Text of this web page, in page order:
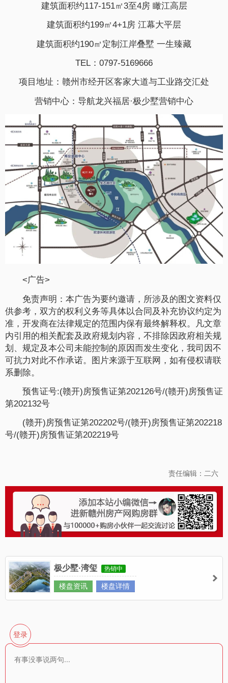
建筑面积约117-151㎡3至4房 瞰江高层
建筑面积约199㎡4+1房 江幕大平层
建筑面积约190㎡定制江岸叠墅 一生臻藏
TEL：0797-5169666
项目地址：赣州市经开区客家大道与工业路交汇处
营销中心：导航龙兴福居·极少墅营销中心
<广告>
免责声明：本广告为要约邀请，所涉及的图文资料仅
供参考，双方的权利义务等具体以合同及补充协议约定为
准，开发商在法律规定的范围内保有最终解释权。凡文章
内引用的相关配套及政府规划内容，不排除因政府相关规
划、规定及本公司未能控制的原因而发生变化，我司因不
可抗力对此不作承诺。图片来源于互联网，如有侵权请联
系删除。
预售证号:(赣开)房预售证第202126号/(赣开)房预售证
第202132号
(赣开)房预售证第202202号/(赣开)房预售证第202218
号/(赣开)房预售证第202219号
责任编辑：二六